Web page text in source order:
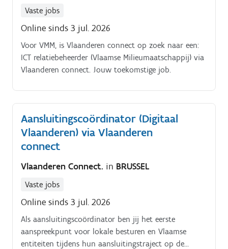
Vaste jobs
Online sinds 3 jul. 2026
Voor VMM, is Vlaanderen connect op zoek naar een:
ICT relatiebeheerder (Vlaamse Milieumaatschappij) via
Vlaanderen connect. Jouw toekomstige job.
Aansluitingscoördinator (Digitaal
Vlaanderen) via Vlaanderen
connect
Vlaanderen Connect. in BRUSSEL
Vaste jobs
Online sinds 3 jul. 2026
Als aansluitingscoördinator ben jij het eerste
aanspreekpunt voor lokale besturen en Vlaamse
entiteiten tijdens hun aansluitingstraject op de